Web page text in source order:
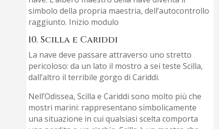
simbolo della propria maestria, dell’autocontrollo
raggiunto. Inizio modulo
10. Scilla e Cariddi
La nave deve passare attraverso uno stretto
pericoloso: da un lato il mostro a sei teste Scilla,
dall’altro il terribile gorgo di Cariddi.
Nell’Odissea, Scilla e Cariddi sono molto più che
mostri marini: rappresentano simbolicamente
una situazione in cui qualsiasi scelta comporta